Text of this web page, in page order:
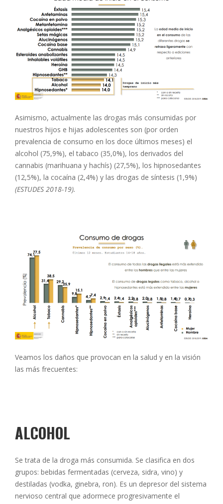
Asimismo, actualmente las drogas más consumidas por
nuestros hijos e hijas adolescentes son (por orden
prevalencia de consumo en los doce últimos meses) el
alcohol (75,9%), el tabaco (35,0%), los derivados del
cannabis (marihuana y hachís) (27,5%), los hipnosedantes
(12,5%), la cocaína (2,4%) y las drogas de síntesis (1,9%)
(ESTUDES 2018-19).
Veamos los daños que provocan en la salud y en la visión
las más frecuentes:
ALCOHOL
Se trata de la droga más consumida. Se clasifica en dos
grupos: bebidas fermentadas (cerveza, sidra, vino) y
destiladas (vodka, ginebra, ron). Es un depresor del sistema
nervioso central que adormece progresivamente el